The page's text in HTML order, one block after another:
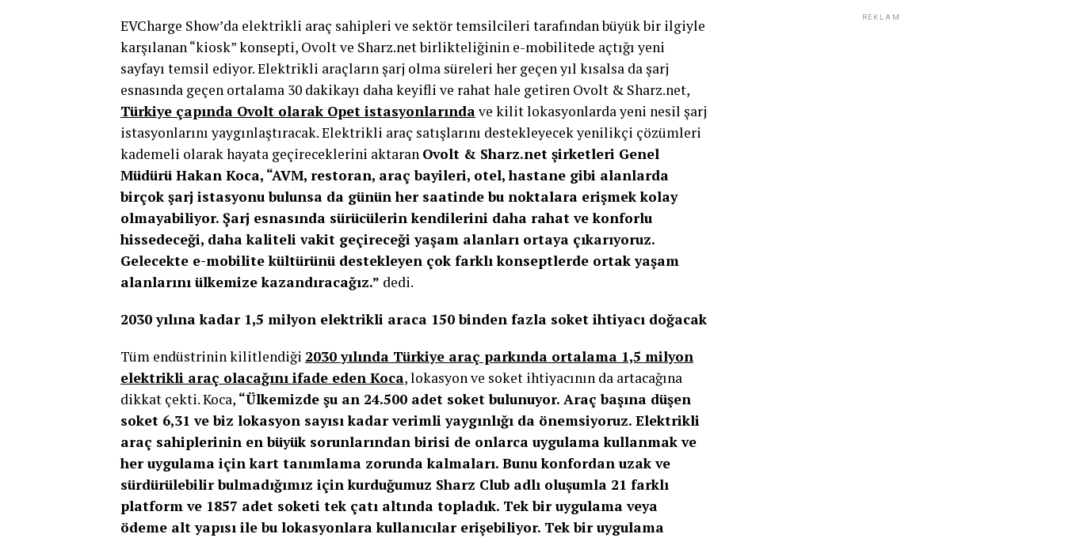
EVCharge Show’da elektrikli araç sahipleri ve sektör temsilcileri tarafından büyük bir ilgiyle
karşılanan “kiosk” konsepti, Ovolt ve Sharz.net birlikteliğinin e-mobilitede açtığı yeni
sayfayı temsil ediyor. Elektrikli araçların şarj olma süreleri her geçen yıl kısalsa da şarj
esnasında geçen ortalama 30 dakikayı daha keyifli ve rahat hale getiren Ovolt & Sharz.net,
Türkiye çapında Ovolt olarak Opet istasyonlarındave kilit lokasyonlarda yeni nesil şarj
istasyonlarını yaygınlaştıracak. Elektrikli araç satışlarını destekleyecek yenilikçi çözümleri
kademeli olarak hayata geçireceklerini aktaran Ovolt & Sharz.net şirketleri Genel
Müdürü Hakan Koca, “AVM, restoran, araç bayileri, otel, hastane gibi alanlarda
birçok şarj istasyonu bulunsa da günün her saatinde bu noktalara erişmek kolay
olmayabiliyor. Şarj esnasında sürücülerin kendilerini daha rahat ve konforlu
hissedeceği, daha kaliteli vakit geçireceği yaşam alanları ortaya çıkarıyoruz.
Gelecekte e-mobilite kültürünü destekleyen çok farklı konseptlerde ortak yaşam
alanlarını ülkemize kazandıracağız.” dedi.
2030 yılına kadar 1,5 milyon elektrikli araca 150 binden fazla soket ihtiyacı doğacak
Tüm endüstrinin kilitlendiği 2030 yılında Türkiye araç parkında ortalama 1,5 milyon
elektrikli araç olacağını ifade eden Koca, lokasyon ve soket ihtiyacının da artacağına
dikkat çekti. Koca, “Ülkemizde şu an 24.500 adet soket bulunuyor. Araç başına düşen
soket 6,31 ve biz lokasyon sayısı kadar verimli yaygınlığı da önemsiyoruz. Elektrikli
araç sahiplerinin en büyük sorunlarından birisi de onlarca uygulama kullanmak ve
her uygulama için kart tanımlama zorunda kalmaları. Bunu konfordan uzak ve
sürdürülebilir bulmadığımız için kurduğumuz Sharz Club adlı oluşumla 21 farklı
platform ve 1857 adet soketi tek çatı altında topladık. Tek bir uygulama veya
ödeme alt yapısı ile bu lokasyonlara kullanıcılar erişebiliyor. Tek bir uygulama
REKLAM